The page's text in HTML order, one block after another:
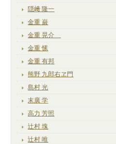
隠﨑 隆一
金重 巌
金重 晃介
金重 愫
金重 有邦
熊野 九郎右ヱ門
島村 光
末廣 学
高力 芳照
辻村 塊
辻村 唯